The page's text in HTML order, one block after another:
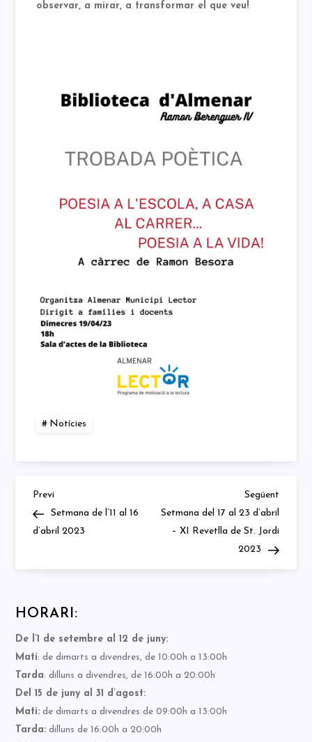
observar, a mirar, a transformar el que veu!
Notícies
Navegació
d'entrades
Previous
Post
Previ
Setmana de l’11 al 16
d’abril 2023
Next
Següent
Setmana del 17 al 23 d’abril
– XI Revetlla de St. Jordi
2023
HORARI:
De l’1 de setembre al 12 de juny:
Matí: de dimarts a divendres, de 10:00h a 13:00h
Tarda: dilluns a divendres, de 16:00h a 20:00h
Del 15 de juny al 31 d’agost:
Matí: de dimarts a divendres de 09:00h a 13:00h
Tarda: dilluns de 16:00h a 20:00h